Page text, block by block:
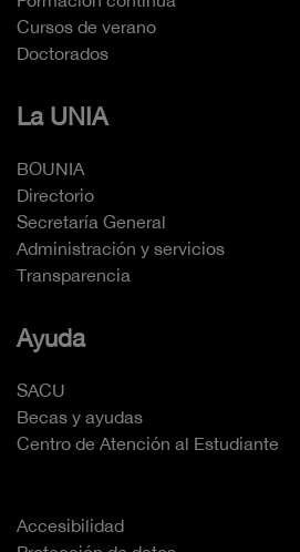
Cursos de verano
Doctorados
La UNIA
BOUNIA
Directorio
Secretaría General
Administración y servicios
Transparencia
Ayuda
SACU
Becas y ayudas
Centro de Atención al Estudiante
Accesibilidad